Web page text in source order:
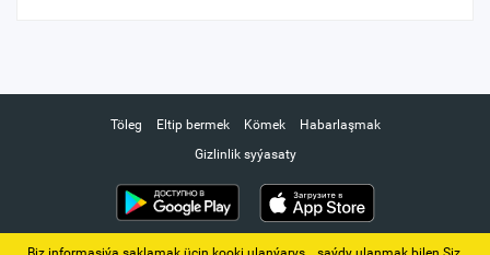
Töleg Eltip bermek Kömek
Habarlaşmak
Gizlinlik syýasaty